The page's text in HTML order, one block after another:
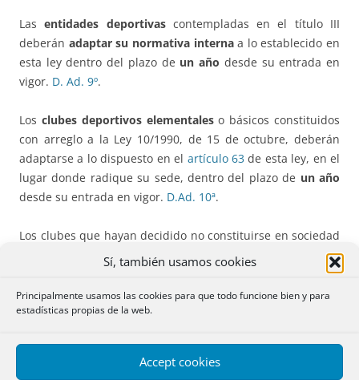
Sí, también usamos cookies
Principalmente usamos las cookies para que todo funcione bien y para
estadísticas propias de la web.
Accept cookies
Lasentidades deportivascontempladas en el título III
deberán adaptar su normativa internaa lo establecido en
esta ley dentro del plazo de un año desde su entrada en
vigor. D. Ad. 9º.
Los clubes deportivos elementaleso básicos constituidos
con arreglo a la Ley 10/1990, de 15 de octubre, deberán
adaptarse a lo dispuesto en el artículo 63 de esta ley, en el
lugar donde radique su sede, dentro del plazo de un año
desde su entrada en vigor. D.Ad. 10ª.
Los clubes que hayan decidido no constituirse en sociedad
anónima deportiva, deberán establecer en sus estatutos
requisitos para ser miembro de sus juntas directivas
conforme a lo previsto en elartículo 74, dentro del plazo
de un año desde la entrada en vigor de esta ley.